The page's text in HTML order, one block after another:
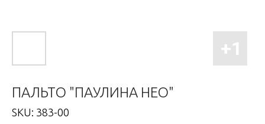
ПАЛЬТО "ПАУЛИНА НЕО"
SKU: 383-00